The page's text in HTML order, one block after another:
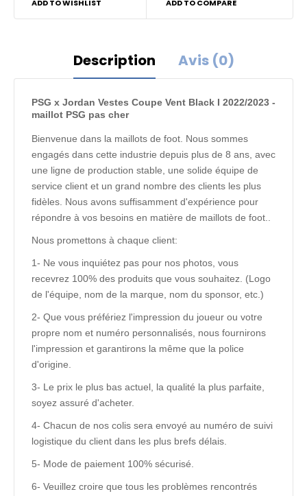
ADD TO WISHLIST ADD TO COMPARE
Description Avis (0)
PSG x Jordan Vestes Coupe Vent Black I 2022/2023 -
maillot PSG pas cher
Bienvenue dans la maillots de foot. Nous sommes
engagés dans cette industrie depuis plus de 8 ans, avec
une ligne de production stable, une solide équipe de
service client et un grand nombre des clients les plus
fidèles. Nous avons suffisamment d'expérience pour
répondre à vos besoins en matière de maillots de foot..
Nous promettons à chaque client:
1- Ne vous inquiétez pas pour nos photos, vous
recevrez 100% des produits que vous souhaitez. (Logo
de l'équipe, nom de la marque, nom du sponsor, etc.)
2- Que vous préfériez l'impression du joueur ou votre
propre nom et numéro personnalisés, nous fournirons
l'impression et garantirons la même que la police
d'origine.
3- Le prix le plus bas actuel, la qualité la plus parfaite,
soyez assuré d'acheter.
4- Chacun de nos colis sera envoyé au numéro de suivi
logistique du client dans les plus brefs délais.
5- Mode de paiement 100% sécurisé.
6- Veuillez croire que tous les problèmes rencontrés